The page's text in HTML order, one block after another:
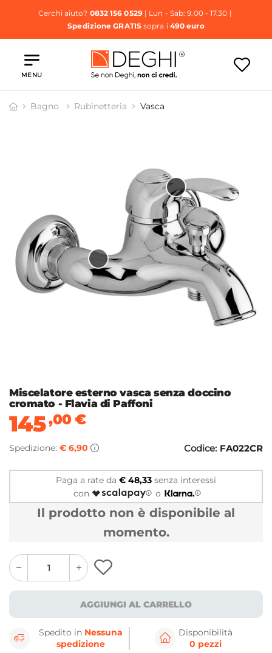
Cerchi aiuto? 0832 156 0529| Lun - Sab: 9.00 - 17.30 |
Spedizione GRATISsopra i 490 euro
MENU
Bagno Rubinetteria Vasca
Miscelatore esterno vasca senza doccino
cromato - Flavia di Paffoni
145,00€
Spedizione: € 6,90 Codice: FA022CR
Paga a rate da € 48,33 senza interessi
con
o
Il prodotto non è disponibile al
momento.
quantity
button
quantity
minus
button
AGGIUNGI AL CARRELLO
Spedito in Nessuna
spedizione
Disponibilità
0 pezzi